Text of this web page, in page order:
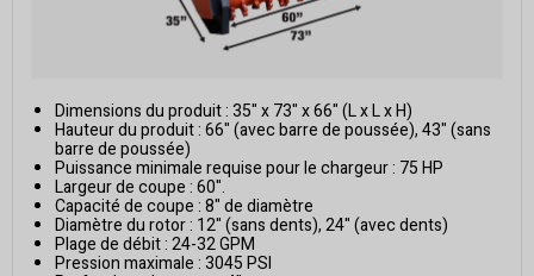
Dimensions du produit : 35" x 73" x 66" (L x L x H)
Hauteur du produit : 66" (avec barre de poussée), 43" (sans
barre de poussée)
Puissance minimale requise pour le chargeur : 75 HP
Largeur de coupe : 60".
Capacité de coupe : 8" de diamètre
Diamètre du rotor : 12" (sans dents), 24" (avec dents)
Plage de débit : 24-32 GPM
Pression maximale : 3045 PSI